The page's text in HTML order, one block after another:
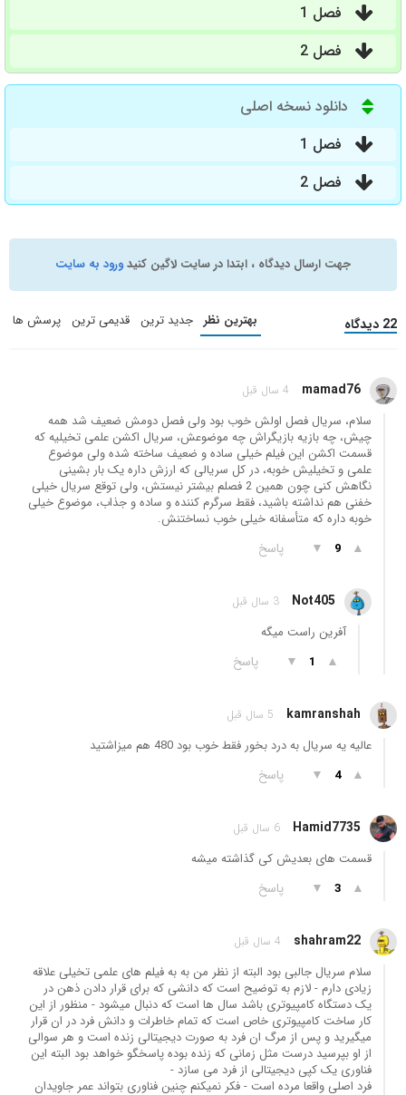
فصل 1
فصل 2
دانلود نسخه اصلی
فصل 1
فصل 2
جهت ارسال دیدگاه ، ابتدا در سایت لاگین کنیدورود به سایت
22 دیدگاه بهترین نظر جدید ترین قدیمی ترین پرسش ها
mamad76 4 سال قبل
سلام، سریال فصل اولش خوب بود ولی فصل دومش ضعیف شد همه
چیش، چه بازیه بازیگراش چه موضوعش، سریال اکشن علمی تخیلیه که
قسمت اکشن این فیلم خیلی ساده و ضعیف ساخته شده ولی موضوع
علمی و تخیلیش خوبه، در کل سریالی که ارزش داره یک بار بشینی
نگاهش کنی چون همین 2 فصلم بیشتر نیستش، ولی توقع سریال خیلی
خفنی هم نداشته باشید، فقط سرگرم کننده و ساده و جذاب، موضوع خیلی
خوبه داره که متأسفانه خیلی خوب نساختنش.
▲
9
▼ پاسخ
Not405 3 سال قبل
آفرین راست میگه
▲
1
▼ پاسخ
kamranshah 5 سال قبل
عالیه یه سریال به درد بخور فقط خوب بود 480 هم میزاشتید
▲
4
▼ پاسخ
Hamid7735 6 سال قبل
قسمت های بعدیش کی گذاشته میشه
▲
3
▼ پاسخ
shahram22 4 سال قبل
سلام سریال جالبی بود البته از نظر من به به فیلم های علمی تخیلی علاقه
زیادی دارم - لازم به توضیح است که دانشی که برای قرار دادن ذهن در
یک دستگاه کامپیوتری باشد سال ها است که دنبال میشود - منظور از این
کار ساخت کامپیوتری خاص است که تمام خاطرات و دانش فرد در ان قرار
میگیرید و پس از مرگ ان فرد به صورت دیجیتالی زنده است و هر سوالی
از او بپرسید درست مثل زمانی که زنده بوده پاسخگو خواهد بود البته این
فناوری یک کپی دیجیتالی از فرد می سازد -
فرد اصلی واقعا مرده است - فکر نمیکنم چنین فناوری بتواند عمر جاویدان